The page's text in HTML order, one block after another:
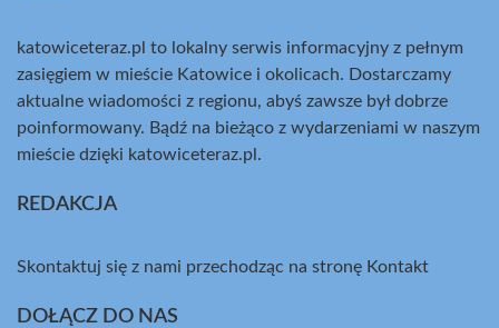
katowiceteraz.pl to lokalny serwis informacyjny z pełnym
zasięgiem w mieście Katowice i okolicach. Dostarczamy
aktualne wiadomości z regionu, abyś zawsze był dobrze
poinformowany. Bądź na bieżąco z wydarzeniami w naszym
mieście dzięki katowiceteraz.pl.
REDAKCJA
Skontaktuj się z nami przechodząc na stronę Kontakt
DOŁĄCZ DO NAS